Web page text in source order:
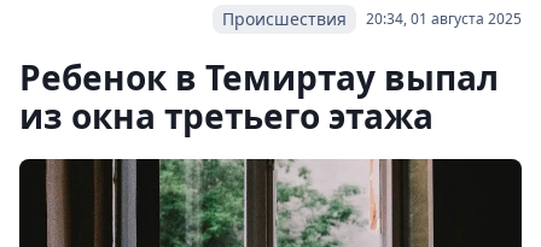
20:34, 01 августа 2025
Происшествия
Ребенок в Темиртау выпал
из окна третьего этажа